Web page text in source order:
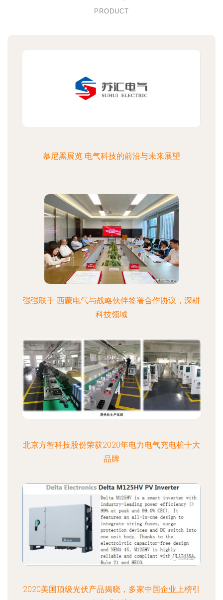
PRODUCT
慕尼黑展览 电气科技的前沿与未来展望
强强联手 西蒙电气与战略伙伴签署合作协议，深耕
科技领域
北京方智科技股份荣获2020年电力电气充电桩十大
品牌
2020美国顶级光伏产品揭晓，多家中国企业上榜引